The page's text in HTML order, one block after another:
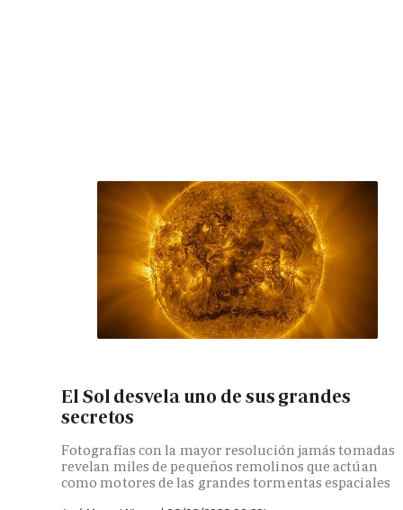
El Sol desvela uno de sus grandes
secretos
Fotografías con la mayor resolución jamás tomadas
revelan miles de pequeños remolinos que actúan
como motores de las grandes tormentas espaciales